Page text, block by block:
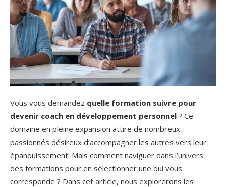
Vous vous demandez quelle formation suivre pour
devenir coach en développement personnel ? Ce
domaine en pleine expansion attire de nombreux
passionnés désireux d’accompagner les autres vers leur
épanouissement. Mais comment naviguer dans l’univers
des formations pour en sélectionner une qui vous
corresponde ? Dans cet article, nous explorerons les